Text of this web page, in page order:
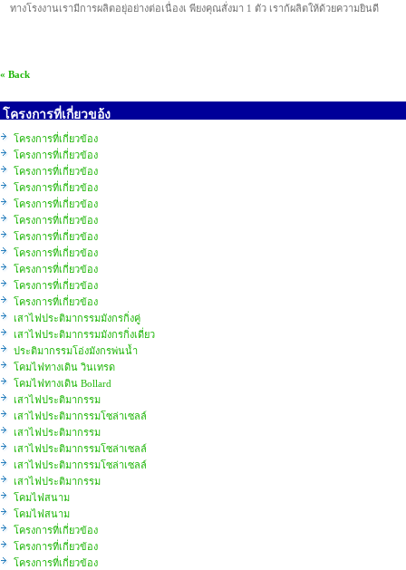
ทางโรงงานเรามีการผลิตอยุ่อย่างต่อเนื่องเ พียงคุณสั่งมา 1 ตัว เราก้ผลิตให้ด้วยความยินดี
« Back
โครงการที่เกี่ยวขอ้ง
โครงการที่เกี่ยวข้อง
โครงการที่เกี่ยวข้อง
โครงการที่เกี่ยวข้อง
โครงการที่เกี่ยวข้อง
โครงการที่เกี่ยวข้อง
โครงการที่เกี่ยวข้อง
โครงการที่เกี่ยวข้อง
โครงการที่เกี่ยวข้อง
โครงการที่เกี่ยวข้อง
โครงการที่เกี่ยวข้อง
โครงการที่เกี่ยวข้อง
เสาไฟประติมากรรมมังกรกิ่งคู่
เสาไฟประติมากรรมมังกรกิ่งเดี่ยว
ประติมากรรมโอ่งมังกรพ่นน้ำ
โคมไฟทางเดิน วินเทรด
โคมไฟทางเดิน Bollard
เสาไฟประติมากรรม
เสาไฟประติมากรรมโซล่าเซลล์
เสาไฟประติมากรรม
เสาไฟประติมากรรมโซล่าเซลล์
เสาไฟประติมากรรมโซล่าเซลล์
เสาไฟประติมากรรม
โคมไฟสนาม
โคมไฟสนาม
โครงการที่เกี่ยวข้อง
โครงการที่เกี่ยวข้อง
โครงการที่เกี่ยวข้อง